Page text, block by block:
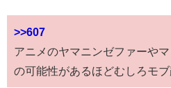
>>607
アニメのヤマニンゼファーや
の可能性があるほどむしろモ